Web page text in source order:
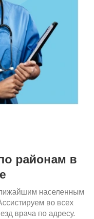
районам в
населенным
во всех
врача по адресу.